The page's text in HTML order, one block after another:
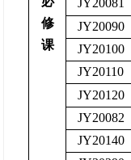
修
课
JY20081
JY20090
JY20100
JY20110
JY20120
JY20082
JY20140